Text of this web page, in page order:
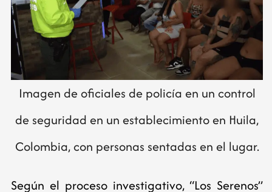
Imagen de oficiales de policía en un control
de seguridad en un establecimiento en Huila,
Colombia, con personas sentadas en el lugar.
Según el proceso investigativo, “Los Serenos”